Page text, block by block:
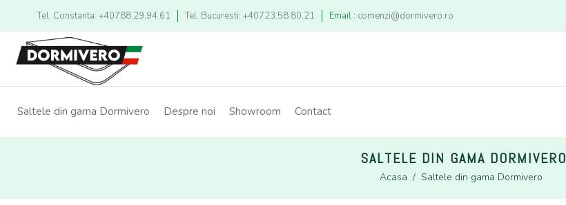
Tel. Constanta: +40788.29.94.61 Tel. Bucuresti: +40723.58.80.21 Email : comenzi@dormivero.ro
Saltele din gama Dormivero Despre noi Showroom Contact
SALTELE DIN GAMA DORMIVERO
Acasa / Saltele din gama Dormivero